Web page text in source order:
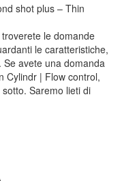
shot plus – Thin
le domande
le caratteristiche,
avete una domanda
Cylindr | Flow control,
Saremo lieti di